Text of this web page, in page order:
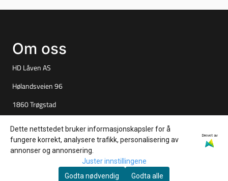
Om oss
HD Låven AS
Hølandsveien 96
1860 Trøgstad
Tlf:+4790847527
Dette nettstedet bruker informasjonskapsler for å
fungere korrekt, analysere trafikk, personalisering av
annonser og annonsering.
Drevet av
Juster innstillingene
Godta nødvendig
Godta alle